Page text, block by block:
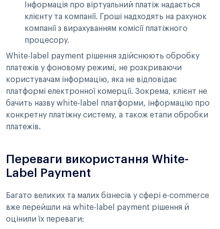
Інформація про віртуальний платіж надається
клієнту та компанії. Гроші надходять на рахунок
компанії з вирахуванням комісії платіжного
процесору.
White-label payment рішення здійснюють обробку
платежів у фоновому режимі, не розкриваючи
користувачам інформацію, яка не відповідає
платформі електронної комерції. Зокрема, клієнт не
бачить назву white-label платформи, інформацію про
конкретну платіжну систему, а також етапи обробки
платежів.
Переваги використання White-
Label Payment
Багато великих та малих бізнесів у сфері e-commerce
вже перейшли на white-label payment рішення й
оцінили їх переваги: